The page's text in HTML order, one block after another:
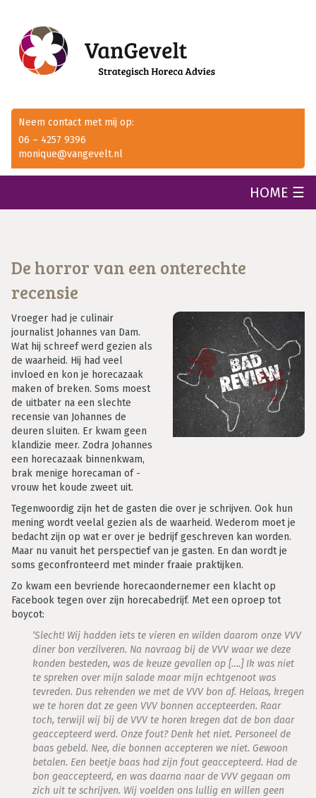
Neem contact met mij op:
06 – 4257 9396
monique@vangevelt.nl
HOME ☰
De horror van een onterechte
recensie
Vroeger had je culinair
journalist Johannes van Dam.
Wat hij schreef werd gezien als
de waarheid. Hij had veel
invloed en kon je horecazaak
maken of breken. Soms moest
de uitbater na een slechte
recensie van Johannes de
deuren sluiten. Er kwam geen
klandizie meer. Zodra Johannes
een horecazaak binnenkwam,
brak menige horecaman of -
vrouw het koude zweet uit.
Tegenwoordig zijn het de gasten die over je schrijven. Ook hun
mening wordt veelal gezien als de waarheid. Wederom moet je
bedacht zijn op wat er over je bedrijf geschreven kan worden.
Maar nu vanuit het perspectief van je gasten. En dan wordt je
soms geconfronteerd met minder fraaie praktijken.
Zo kwam een bevriende horecaondernemer een klacht op
Facebook tegen over zijn horecabedrijf. Met een oproep tot
boycot:
‘Slecht! Wij hadden iets te vieren en wilden daarom onze VVV
diner bon verzilveren. Na navraag bij de VVV waar we deze
konden besteden, was de keuze gevallen op [….] Ik was niet
te spreken over mijn salade maar mijn echtgenoot was
tevreden. Dus rekenden we met de VVV bon af. Helaas, kregen
we te horen dat ze geen VVV bonnen accepteerden. Raar
toch, terwijl wij bij de VVV te horen kregen dat de bon daar
geaccepteerd werd. Onze fout? Denk het niet. Personeel de
baas gebeld. Nee, die bonnen accepteren we niet. Gewoon
betalen. Een beetje baas had zijn fout geaccepteerd. Had de
bon geaccepteerd, en was daarna naar de VVV gegaan om
zich uit te schrijven. Wij voelden ons lullig en willen geen